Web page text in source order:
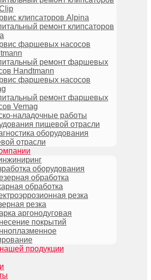
клипсаторов Alpina
ремонт клипсаторов
фаршевых насосов
ремонт фаршевых
Handtmann
фаршевых насосов
ремонт фаршевых
Vemag
наладочные работы
пищевой отрасли
оборудования
отрасли
оборудования
обработка
обработка
резка
резка
аргонодуговая
покрытий
продукции